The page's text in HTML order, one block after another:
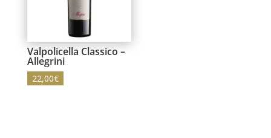
Valpolicella Classico –
Allegrini
22,00€